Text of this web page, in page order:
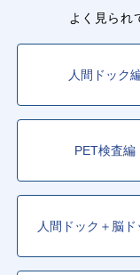
よく見られ
人間ドック
PET検査編
人間ドック＋脳